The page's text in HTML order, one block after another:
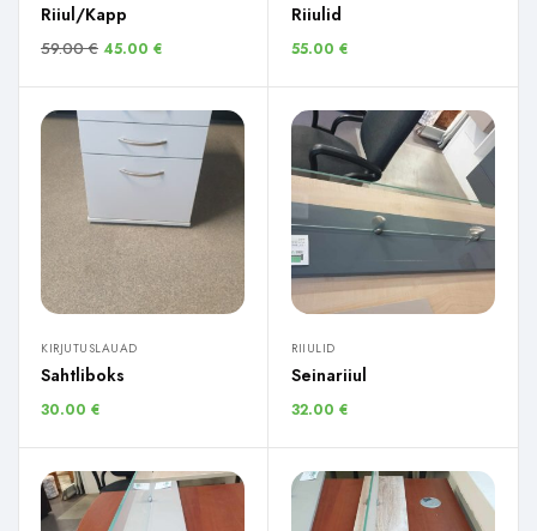
Riiul/Kapp
59.00€ 45.00 €
Riiulid
55.00 €
KIRJUTUSLAUAD
Sahtliboks
30.00 €
RIIULID
Seinariiul
32.00 €